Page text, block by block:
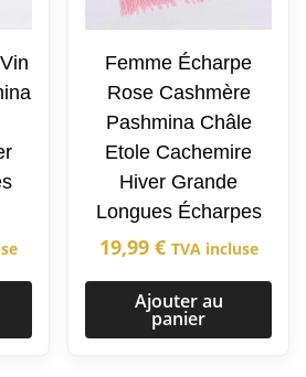
Femme Écharpe
Rose Cashmère
Pashmina Châle
Etole Cachemire
Hiver Grande
Longues Écharpes
19,99 € TVA incluse
Ajouter au
panier